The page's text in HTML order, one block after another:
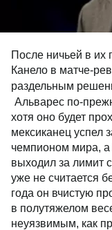
После ничьей в
Канело в матче-
раздельным
Альварес по-
хотя оно будет
мексиканец успел
чемпионом мира, а
выходил за лимит
уже не считается
года он вчистую
в полутяжелом
неуязвимым, как